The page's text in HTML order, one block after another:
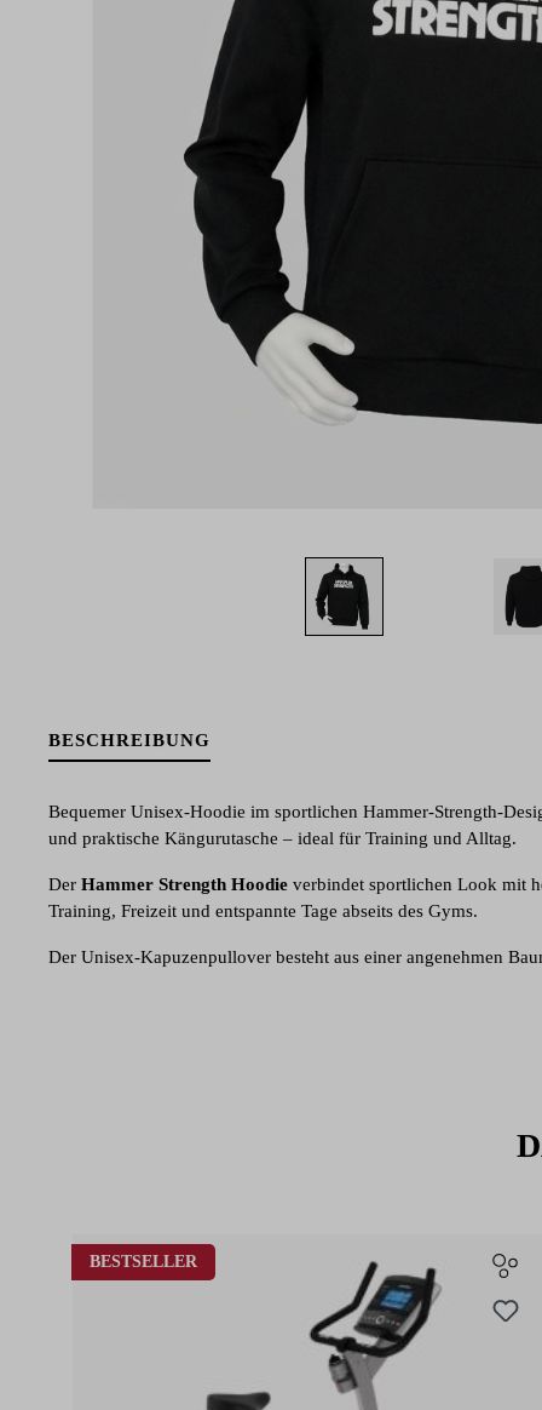
BESCHREIBUNG
Bequemer Unisex-Hoodie im sportlichen Hammer-Strength-
und praktische Kängurutasche – ideal für Training und Alltag.
Der Hammer Strength Hoodie verbindet sportlichen Look mit
Training, Freizeit und entspannte Tage abseits des Gyms.
Der Unisex-Kapuzenpullover besteht aus einer angenehmen
Produktgalerie überspringen
BESTSELLER